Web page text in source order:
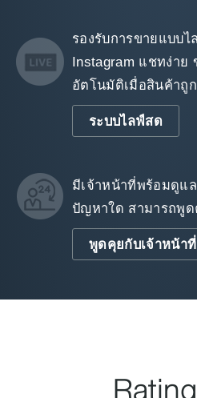
รองรับการขายแบบ
Instagram แชทง่าย
อัตโนมัติเมื่อสินค้าถู
ระบบไลฟ์สด
มีเจ้าหน้าที่พร้อมดูแ
ปัญหาใด สามารถพู
พูดคุยกับเจ้าหน้าที่